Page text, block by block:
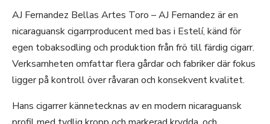
AJ Fernandez Bellas Artes Toro – AJ Fernandez är en
nicaraguansk cigarrproducent med bas i Estelí, känd för
egen tobaksodling och produktion från frö till färdig cigarr.
Verksamheten omfattar flera gårdar och fabriker där fokus
ligger på kontroll över råvaran och konsekvent kvalitet.
Hans cigarrer kännetecknas av en modern nicaraguansk